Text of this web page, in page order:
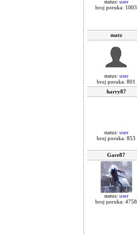
status: user
broj poruka: 1003
matz
status: user
broj poruka: 801
harry87
status: user
broj poruka: 853
Gare87
status: user
broj poruka: 4758